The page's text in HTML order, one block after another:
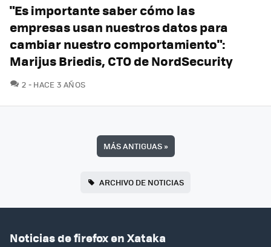
"Es importante saber cómo las
empresas usan nuestros datos para
cambiar nuestro comportamiento":
Marijus Briedis, CTO de NordSecurity
2 COMENTARIOS
HACE 3 AÑOS
MÁS ANTIGUAS»
ARCHIVO DE NOTICIAS
Noticias de firefox en Xataka